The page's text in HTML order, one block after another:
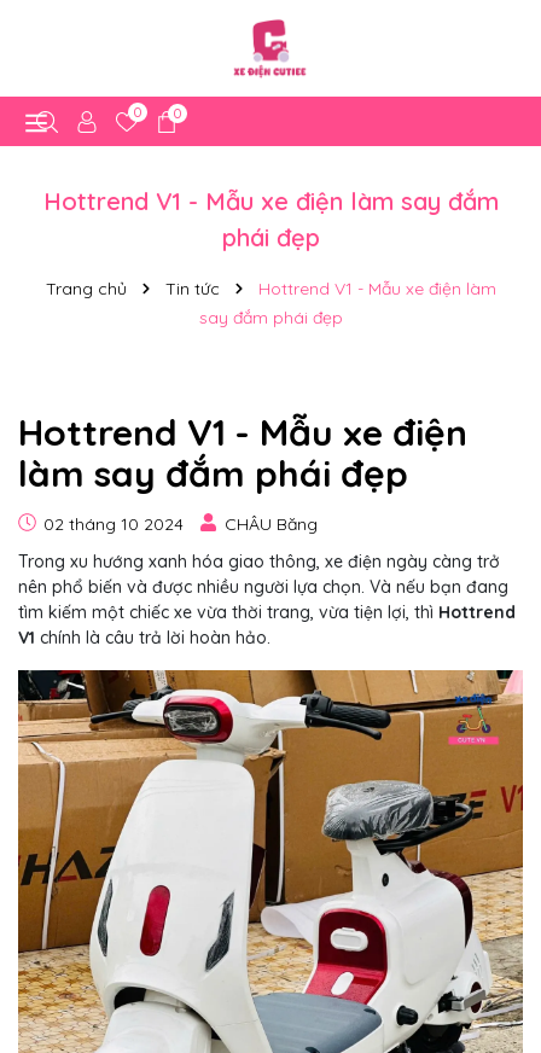
0 0
Hottrend V1 - Mẫu xe điện làm say đắm
phái đẹp
Trang chủ Tin tức
Hottrend V1 - Mẫu xe điện làm
say đắm phái đẹp
Hottrend V1 - Mẫu xe điện
làm say đắm phái đẹp
02 tháng 10 2024
CHÂU Băng
Trong xu hướng xanh hóa giao thông, xe điện ngày càng trở
nên phổ biến và được nhiều người lựa chọn. Và nếu bạn đang
tìm kiếm một chiếc xe vừa thời trang, vừa tiện lợi, thì Hottrend
V1 chính là câu trả lời hoàn hảo.